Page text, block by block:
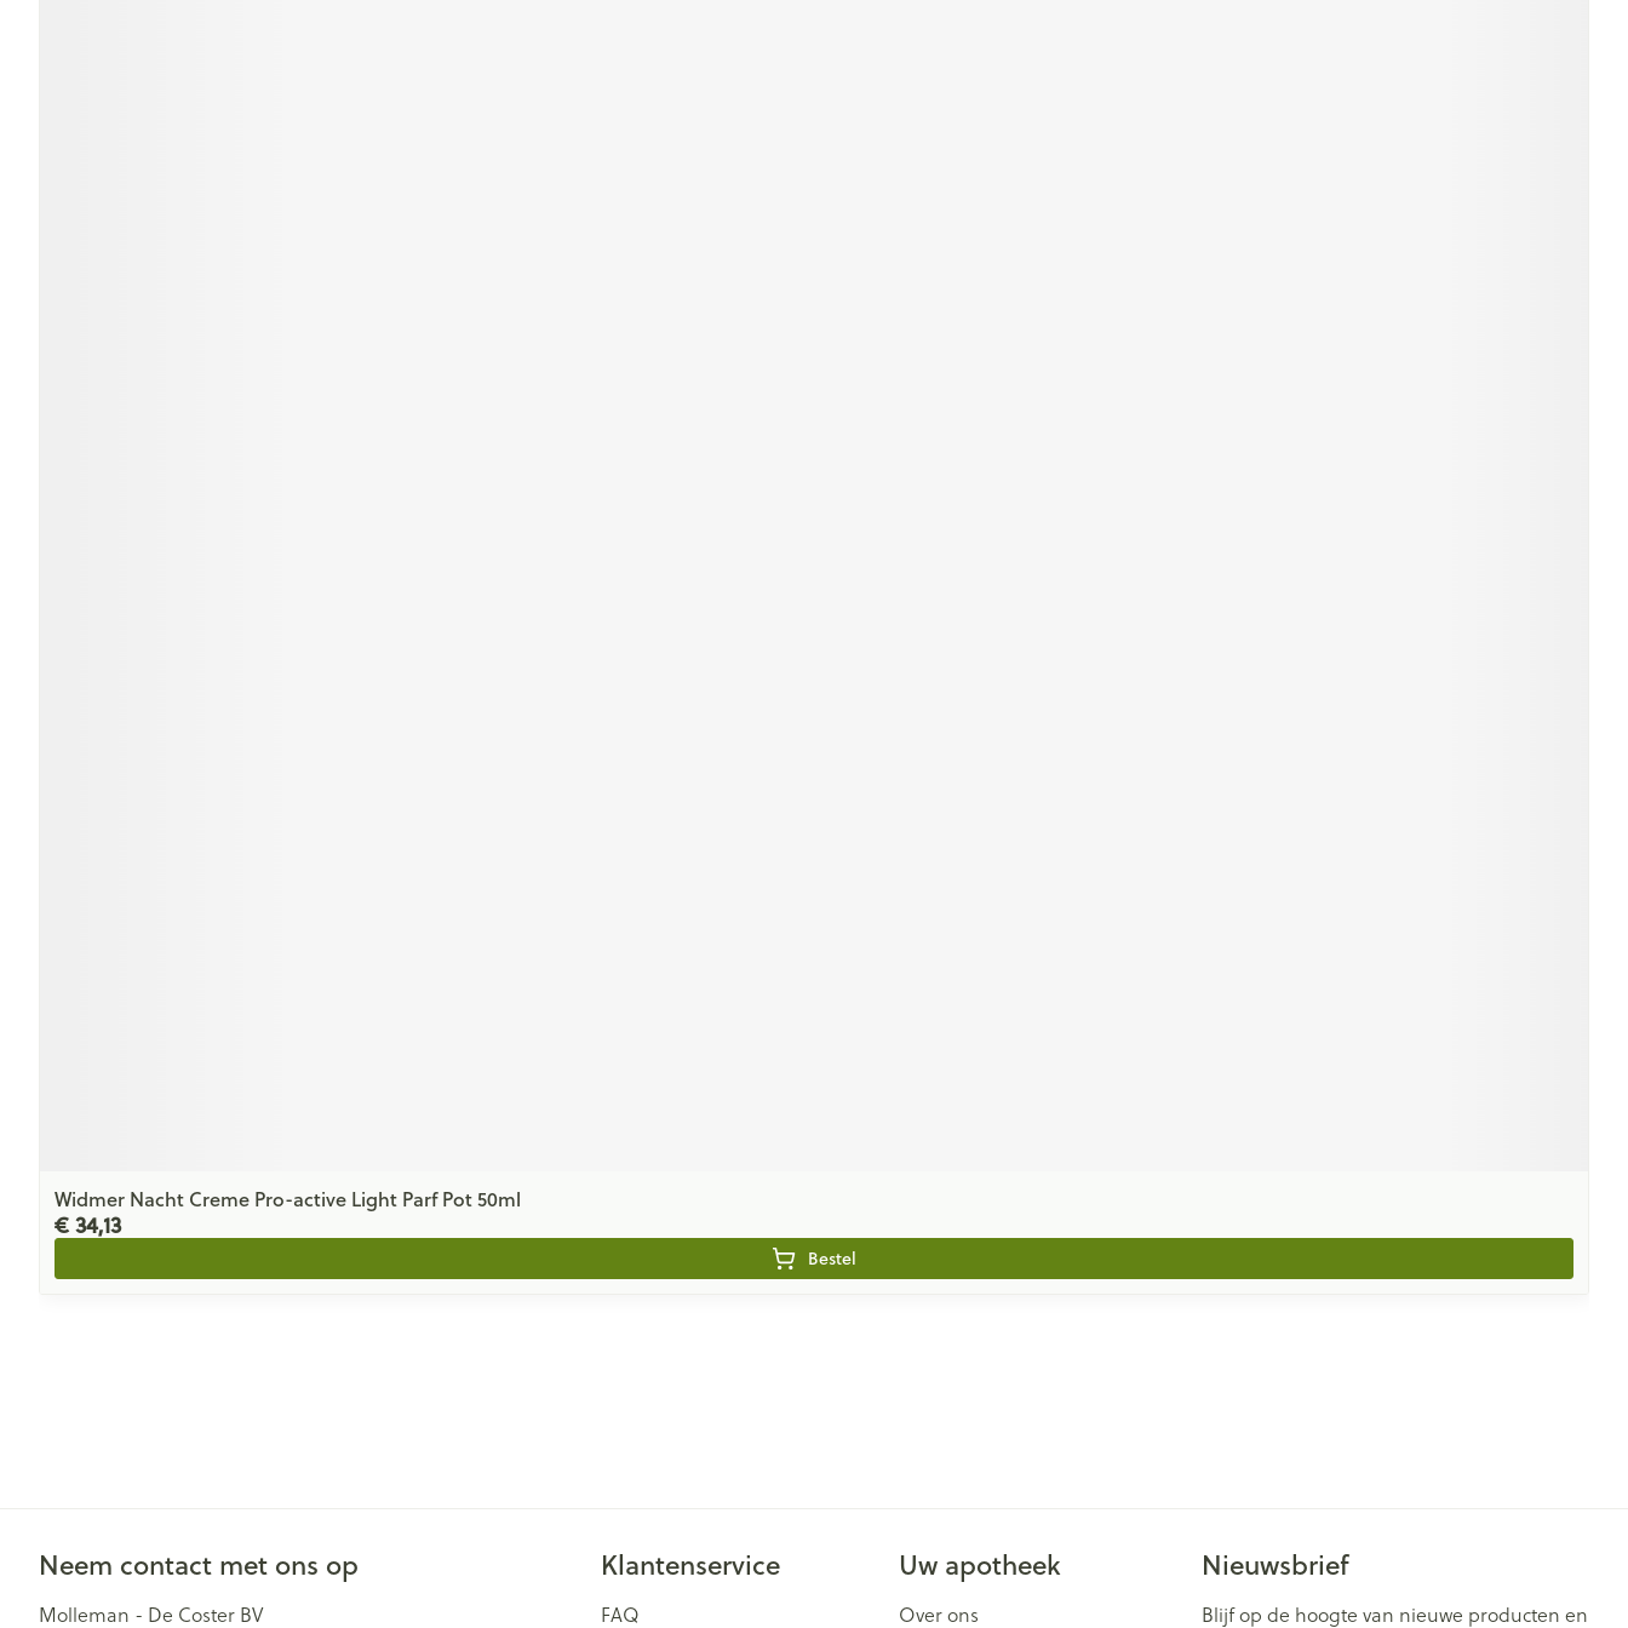
Widmer Nacht Creme Pro-active Light Parf Pot 50ml
€ 34,13
Bestel
Neem contact met ons op
Molleman - De Coster BV
Klantenservice
FAQ
Uw apotheek
Over ons
Nieuwsbrief
Blijf op de hoogte van nieuwe producten en